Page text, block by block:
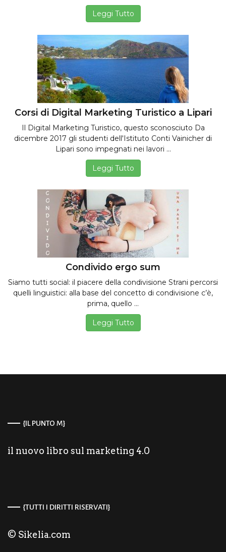
Leggi Tutto
Corsi di Digital Marketing Turistico a Lipari
Il Digital Marketing Turistico, questo sconosciuto Da
dicembre 2017 gli studenti dell'Istituto Conti Vainicher di
Lipari sono impegnati nei lavori ...
Leggi Tutto
Condivido ergo sum
Siamo tutti social: il piacere della condivisione Strani percorsi
quelli linguistici: alla base del concetto di condivisione c’è,
prima, quello ...
Leggi Tutto
{IL PUNTO M}
il nuovo libro sul marketing 4.0
{TUTTI I DIRITTI RISERVATI}
© Sikelia.com